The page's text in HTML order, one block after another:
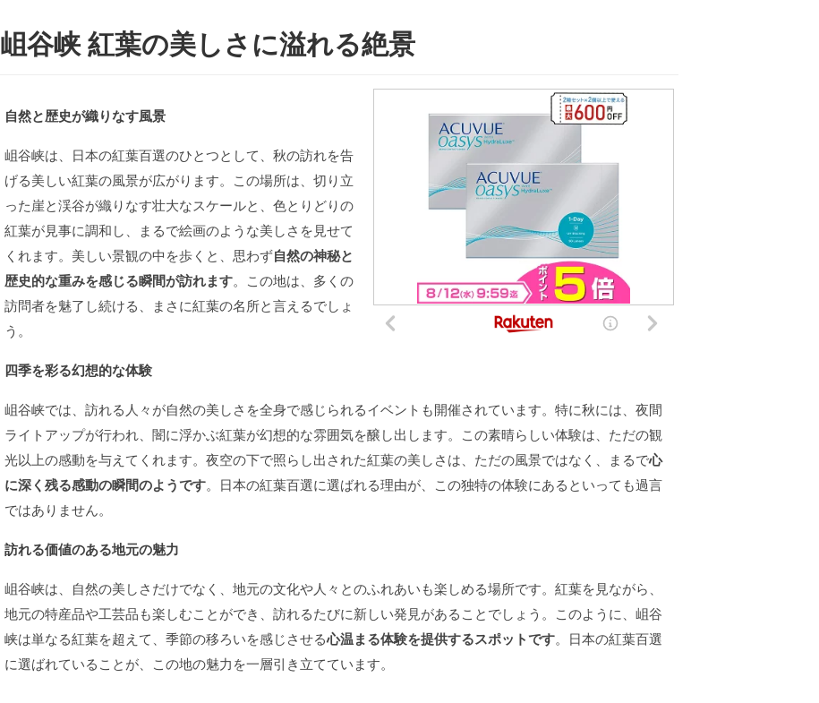
岨谷峡 紅葉の美しさに溢れる絶景
自然と歴史が織りなす風景
岨谷峡は、日本の紅葉百選のひとつとして、秋の訪れを告
げる美しい紅葉の風景が広がります。この場所は、切り立
った崖と渓谷が織りなす壮大なスケールと、色とりどりの
紅葉が見事に調和し、まるで絵画のような美しさを見せて
くれます。美しい景観の中を歩くと、思わず自然の神秘と
歴史的な重みを感じる瞬間が訪れます。この地は、多くの
訪問者を魅了し続ける、まさに紅葉の名所と言えるでしょ
う。
四季を彩る幻想的な体験
岨谷峡では、訪れる人々が自然の美しさを全身で感じられるイベントも開催されています。特に秋には、夜間
ライトアップが行われ、闇に浮かぶ紅葉が幻想的な雰囲気を醸し出します。この素晴らしい体験は、ただの観
光以上の感動を与えてくれます。夜空の下で照らし出された紅葉の美しさは、ただの風景ではなく、まるで心
に深く残る感動の瞬間のようです。日本の紅葉百選に選ばれる理由が、この独特の体験にあるといっても過言
ではありません。
訪れる価値のある地元の魅力
岨谷峡は、自然の美しさだけでなく、地元の文化や人々とのふれあいも楽しめる場所です。紅葉を見ながら、
地元の特産品や工芸品も楽しむことができ、訪れるたびに新しい発見があることでしょう。このように、岨谷
峡は単なる紅葉を超えて、季節の移ろいを感じさせる心温まる体験を提供するスポットです。日本の紅葉百選
に選ばれていることが、この地の魅力を一層引き立てています。